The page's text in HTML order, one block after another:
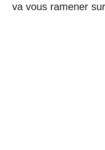
va vous ramener